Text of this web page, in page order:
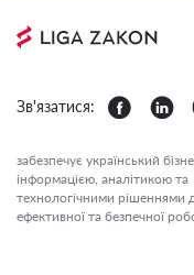
Зв'язатися:
забезпечує український
інформацією, аналітикою та
технологічними рішеннями
ефективної та безпечної